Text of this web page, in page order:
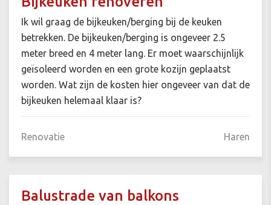
Ik wil graag de bijkeuken/berging bij de keuken
betrekken. De bijkeuken/berging is ongeveer 2.5
meter breed en 4 meter lang. Er moet waarschijnlijk
geïsoleerd worden en een grote kozijn geplaatst
worden. Wat zijn de kosten hier ongeveer van dat de
bijkeuken helemaal klaar is?
Renovatie Haren
Balustrade van balkons